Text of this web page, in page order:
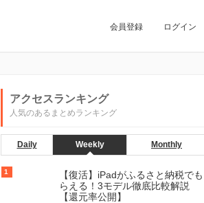
会員登録 ログイン
アクセスランキング
人気のあるまとめランキング
Daily Weekly Monthly
1
【復活】iPadがふるさと納税でも
らえる！3モデル徹底比較解説
【還元率公開】